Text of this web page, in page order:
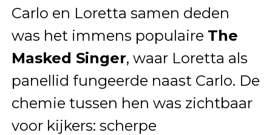
Carlo en Loretta samen deden
was het immens populaire The
Masked Singer, waar Loretta als
panellid fungeerde naast Carlo. De
chemie tussen hen was zichtbaar
voor kijkers: scherpe